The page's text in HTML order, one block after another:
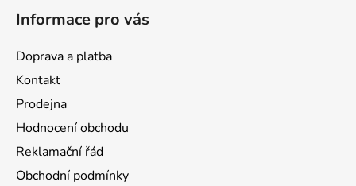
Informace pro vás
Doprava a platba
Kontakt
Prodejna
Hodnocení obchodu
Reklamační řád
Obchodní podmínky